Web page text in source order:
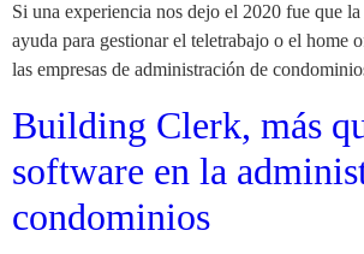
Si una experiencia nos dejo el 2020 fue que
ayuda para gestionar el teletrabajo o el home
las empresas de administración de
Building Clerk, más
software en la
condominios